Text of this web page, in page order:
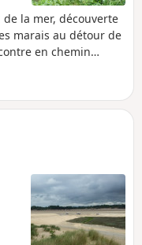
la mer, découverte
marais au détour de
en chemin
caché dans la